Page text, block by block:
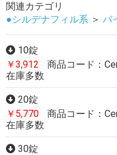
関連カテゴリ
●シルデナフィル系 ＞ バ
10錠
￥3,912
商品コード：
在庫多数
20錠
￥5,770
商品コード：
在庫多数
30錠